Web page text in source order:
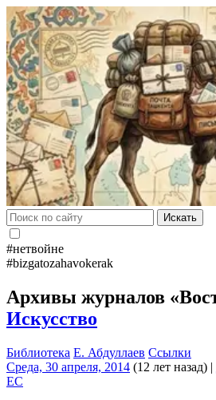
Искать
#нетвойне
#bizgatozahavokerak
Архивы журналов
Искусство
Библиотека Е. Абдуллаев Ссылки
Среда, 30 апреля, 2014 (12 лет назад) |
EC